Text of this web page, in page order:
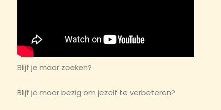
Blijf je maar zoeken?
Blijf je maar bezig om jezelf te verbeteren?